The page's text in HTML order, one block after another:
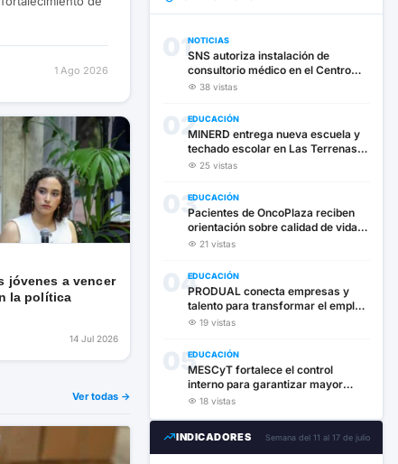
1 Ago 2026
jóvenes a vencer
la política
14 Jul 2026
Ver todas →
01NOTICIAS
SNS autoriza instalación de
consultorio médico en el Centro
UASD Cotuí
38 vistas
02EDUCACIÓN
MINERD entrega nueva escuela y
techado escolar en Las Terrenas
para beneficiar a 1,032 estudiantes
25 vistas
03EDUCACIÓN
Pacientes de OncoPlaza reciben
orientación sobre calidad de vida
durante el tratamiento del cáncer
21 vistas
04EDUCACIÓN
PRODUAL conecta empresas y
talento para transformar el empleo
en la región Este
19 vistas
05EDUCACIÓN
MESCyT fortalece el control
interno para garantizar mayor
transparencia en los recursos
18 vistas
INDICADORES Semana del 11 al 17 de julio